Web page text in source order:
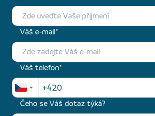
Váš e-mail*
Váš telefon*
Čeho se Váš dotaz týká?